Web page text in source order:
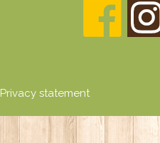
Privacy statement